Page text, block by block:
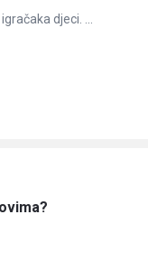
djeci. ...